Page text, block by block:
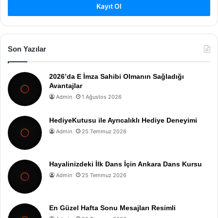
Kayıt Ol
Son Yazılar
2026’da E İmza Sahibi Olmanın Sağladığı
Avantajlar
Admin 1 Ağustos 2026
HediyeKutusu ile Ayrıcalıklı Hediye Deneyimi
Admin 25 Temmuz 2026
Hayalinizdeki İlk Dans İçin Ankara Dans Kursu
Admin 25 Temmuz 2026
En Güzel Hafta Sonu Mesajları Resimli